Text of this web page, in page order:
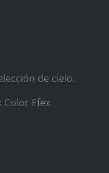
de cielo.
Efex.